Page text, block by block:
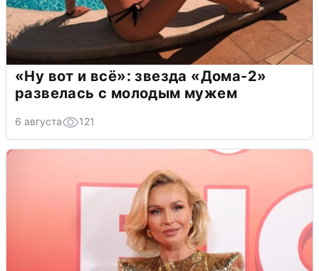
«Ну вот и всё»: звезда «Дома-2»
развелась с молодым мужем
6 августа 121